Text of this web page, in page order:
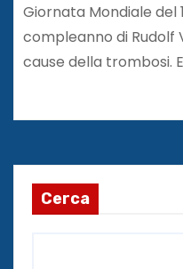
Giornata Mondiale del
compleanno di Rudolf
cause della trombosi.
Cerca